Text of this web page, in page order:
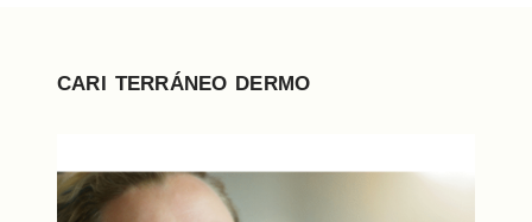
CARI TERRÁNEO DERMO